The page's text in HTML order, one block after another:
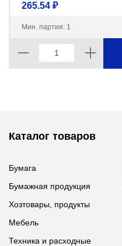
265.54 ₽
Мин. партия: 1
Каталог товаров
Бумага
Бумажная продукция
Хозтовары, продукты
Мебель
Техника и расходные